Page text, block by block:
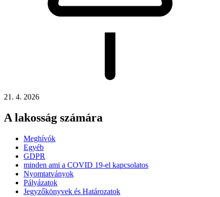
21. 4. 2026
A lakosság számára
Meghívók
Egyéb
GDPR
minden ami a COVID 19-el kapcsolatos
Nyomtatványok
Pályázatok
Jegyzőkönyvek és Határozatok